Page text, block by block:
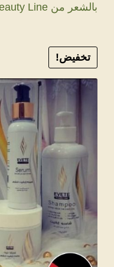
بالشعر من EVETE Beauty Line
تخفيض!